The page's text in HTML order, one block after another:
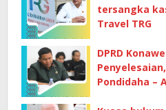
tersangka
Travel TRG
DPRD
Pondidaha –